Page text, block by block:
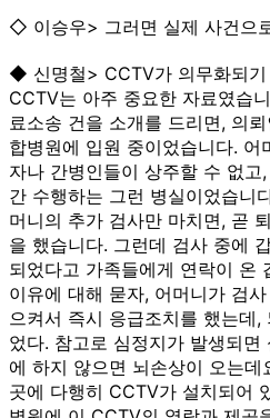
◇ 이승우> 그러면 실제 사건으
◆ 신명철> CCTV가 의무화되기
CCTV는 아주 중요한 자료였습
료소송 건을 소개를 드리면, 의
합병원에 입원 중이었습니다. 어
자나 간병인들이 상주할 수 없
간 수행하는 그런 병실이었습니
머니의 추가 검사만 마치면, 곧
을 했습니다. 그런데 검사 중에
되었다고 가족들에게 연락이 온
이유에 대해 묻자, 어머니가 검
으켜서 즉시 응급조치를 했는데,
었다. 참고로 심정지가 발생되
에 하지 않으면 뇌손상이 오는데
곳에 다행히 CCTV가 설치되어